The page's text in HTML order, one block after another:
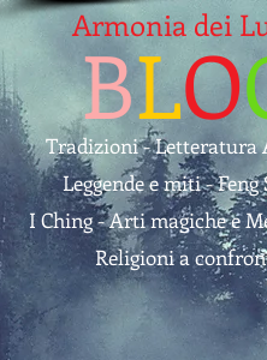
Armonia dei
Tradizioni - Letteratura
Leggende e miti - Feng
I Ching - Arti magiche e
Religioni a
BLO